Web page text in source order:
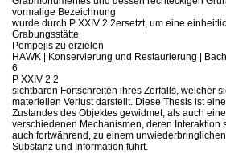
vormalige Bezeichnung
wurde durch P XXIV 2 2ersetzt, um eine
Grabungsstätte
Pompejis zu erzielen
HAWK | Konservierung und Restaurierung |
6
P XXIV 2 2
sichtbaren Fortschreiten ihres Zerfalls, welcher
materiellen Verlust darstellt. Diese Thesis ist
Zustandes des Objektes gewidmet, als auch
verschiedenen Mechanismen, deren Interaktion
auch fortwährend, zu einem
Substanz und Information führt.